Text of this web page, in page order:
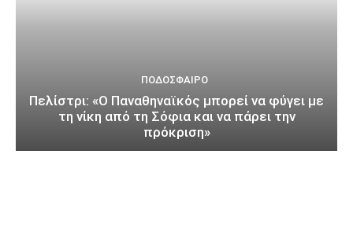
ΠΟΔΌΣΦΑΙΡΟ
Πελίστρι: «Ο Παναθηναϊκός μπορεί να φύγει με
τη νίκη από τη Σόφια και να πάρει την
πρόκριση»